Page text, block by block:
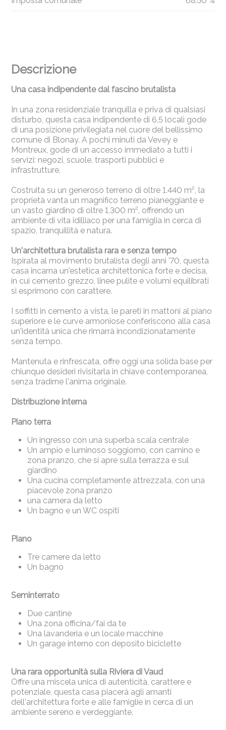
Descrizione
Una casa indipendente dal fascino brutalista
In una zona residenziale tranquilla e priva di qualsiasi
disturbo, questa casa indipendente di 6,5 locali gode
di una posizione privilegiata nel cuore del bellissimo
comune di Blonay. A pochi minuti da Vevey e
Montreux, gode di un accesso immediato a tutti i
servizi: negozi, scuole, trasporti pubblici e
infrastrutture.
Costruita su un generoso terreno di oltre 1.440 m², la
proprietà vanta un magnifico terreno pianeggiante e
un vasto giardino di oltre 1.300 m², offrendo un
ambiente di vita idilliaco per una famiglia in cerca di
spazio, tranquillità e natura.
Un'architettura brutalista rara e senza tempo
Ispirata al movimento brutalista degli anni '70, questa
casa incarna un'estetica architettonica forte e decisa,
in cui cemento grezzo, linee pulite e volumi equilibrati
si esprimono con carattere.
I soffitti in cemento a vista, le pareti in mattoni al piano
superiore e le curve armoniose conferiscono alla casa
un'identità unica che rimarrà incondizionatamente
senza tempo.
Mantenuta e rinfrescata, offre oggi una solida base per
chiunque desideri rivisitarla in chiave contemporanea,
senza tradirne l'anima originale.
Distribuzione interna
Piano terra
Un ingresso con una superba scala centrale
Un ampio e luminoso soggiorno, con camino e
zona pranzo, che si apre sulla terrazza e sul
giardino
Una cucina completamente attrezzata, con una
piacevole zona pranzo
una camera da letto
Un bagno e un WC ospiti
Piano
Tre camere da letto
Un bagno
Seminterrato
Due cantine
Una zona officina/fai da te
Una lavanderia e un locale macchine
Un garage interno con deposito biciclette
Una rara opportunità sulla Riviera di Vaud
Offre una miscela unica di autenticità, carattere e
potenziale, questa casa piacerà agli amanti
dell'architettura forte e alle famiglie in cerca di un
ambiente sereno e verdeggiante.